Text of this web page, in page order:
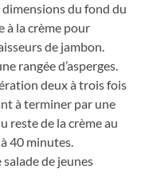
du fond du
à la crème pour
de jambon.
rangée d’asperges.
deux à trois fois
à terminer par une
reste de la crème au
40 minutes.
de jeunes